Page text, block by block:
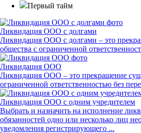
Первый тайм
Ликвидация ООО с долгами
Ликвидация ООО с долгами – это
общества с ограниченной
Ликвидация ООО
Ликвидация ООО – это прекращение
ограниченной ответственностью без
Ликвидация ООО с одним учредителем
Выбрать и назначить на исполнение
обязанностей одно или несколько лиц
уведомления регистрирующего ...